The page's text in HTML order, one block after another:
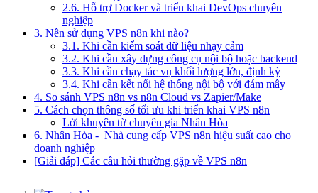
2.6. Hỗ trợ Docker và triển khai DevOps chuyên
nghiệp
3. Nên sử dụng VPS n8n khi nào?
3.1. Khi cần kiểm soát dữ liệu nhạy cảm
3.2. Khi cần xây dựng công cụ nội bộ hoặc backend
3.3. Khi cần chạy tác vụ khối lượng lớn, định kỳ
3.4. Khi cần kết nối hệ thống nội bộ với đám mây
4. So sánh VPS n8n vs n8n Cloud vs Zapier/Make
5. Cách chọn thông số tối ưu khi triển khai VPS n8n
Lời khuyên từ chuyên gia Nhân Hòa
6. Nhân Hòa - Nhà cung cấp VPS n8n hiệu suất cao cho
doanh nghiệp
[Giải đáp] Các câu hỏi thường gặp về VPS n8n